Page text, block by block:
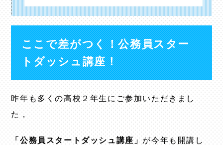
ここで差がつく！公務員スター
トダッシュ講座！
昨年も多くの高校２年生にご参加いただきまし
た，
「公務員スタートダッシュ講座」 が今年も開講し